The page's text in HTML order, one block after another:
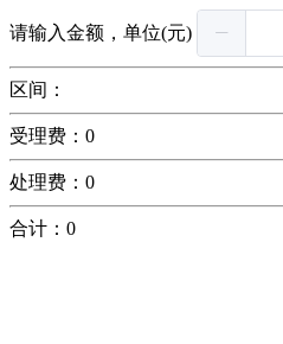
请输入金额，单位(元)
区间：
受理费：0
处理费：0
合计：0